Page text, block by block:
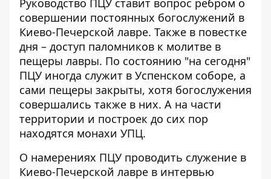
Руководство ПЦУ ставит вопрос ребром о
совершении постоянных богослужений в
Киево-Печерской лавре. Также в повестке
дня – доступ паломников к молитве в
пещеры лавры. По состоянию "на сегодня"
ПЦУ иногда служит в Успенском соборе, а
сами пещеры закрыты, хотя богослужения
совершались также в них. А на части
территории и построек до сих пор
находятся монахи УПЦ.
О намерениях ПЦУ проводить служение в
Киево-Печерской лавре в интервью